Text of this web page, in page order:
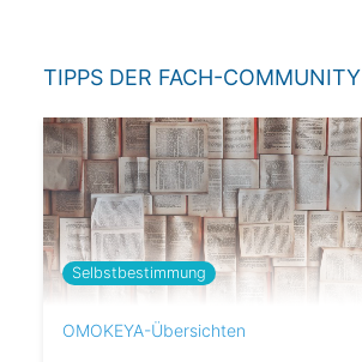
TIPPS DER FACH-COMMUNITY
Selbstbestimmung
OMOKEYA-Übersichten